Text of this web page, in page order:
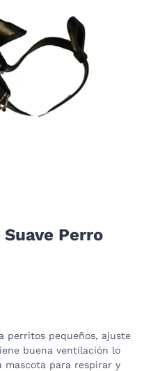
Perro
perritos pequeños, ajuste
buena ventilación lo
mascota para respirar y